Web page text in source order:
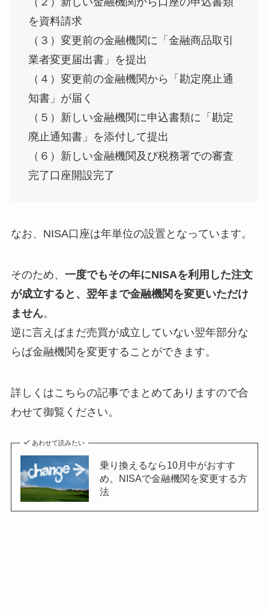
を資料請求
（３）変更前の金融機関に「金融商品取引
業者変更届出書」を提出
（４）変更前の金融機関から「勘定廃止通
知書」が届く
（５）新しい金融機関に申込書類に「勘定
廃止通知書」を添付して提出
（６）新しい金融機関及び税務署での審査
完了口座開設完了
なお、NISA口座は年単位の設置となっています。
そのため、 一度でもその年にNISAを利用した注文
が成立すると、翌年まで金融機関を変更いただけ
ません。
逆に言えばまだ売買が成立していない翌年部分な
らば金融機関を変更することができます。
詳しくはこちらの記事でまとめてありますので合
わせて御覧ください。
あわせて読みたい
乗り換えるなら10月中がおすす
め。NISAで金融機関を変更する方
法